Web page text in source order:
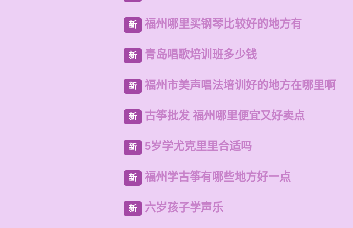
新 福州哪里买钢琴比较好的地方有
新 青岛唱歌培训班多少钱
新 福州市美声唱法培训好的地方在哪里啊
新 古筝批发 福州哪里便宜又好卖点
新 5岁学尤克里里合适吗
新 福州学古筝有哪些地方好一点
新 六岁孩子学声乐